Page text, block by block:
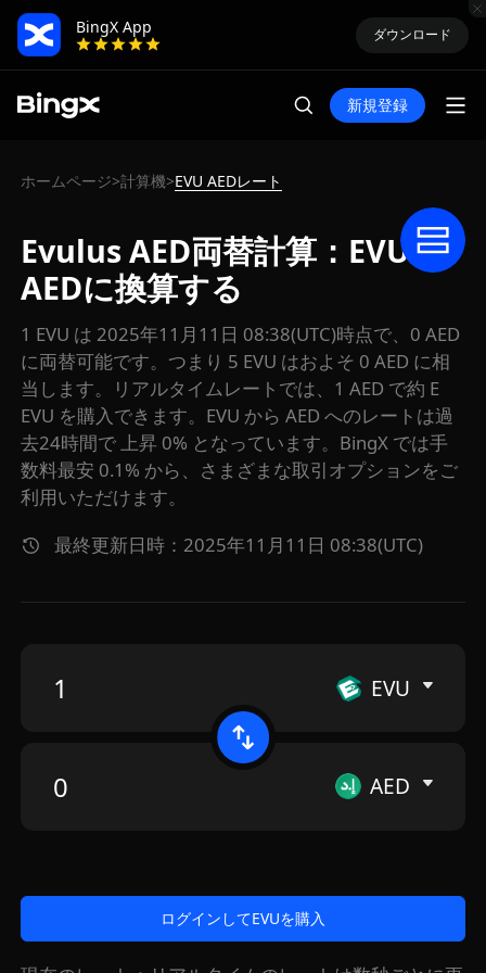
BingX App
ダウンロード
新規登録
ホームページ>計算機>EVU AEDレート
Evulus AED両替計算：EVUを
AEDに換算する
1 EVU は 2025年11月11日 08:38(UTC)時点で、0 AED
に両替可能です。つまり 5 EVU はおよそ 0 AED に相
当します。リアルタイムレートでは、1 AED で約 E
EVU を購入できます。EVU から AED へのレートは過
去24時間で 上昇 0% となっています。BingX では手
数料最安 0.1% から、さまざまな取引オプションをご
利用いただけます。
最終更新日時：2025年11月11日 08:38(UTC)
EVU
AED
ログインしてEVUを購入